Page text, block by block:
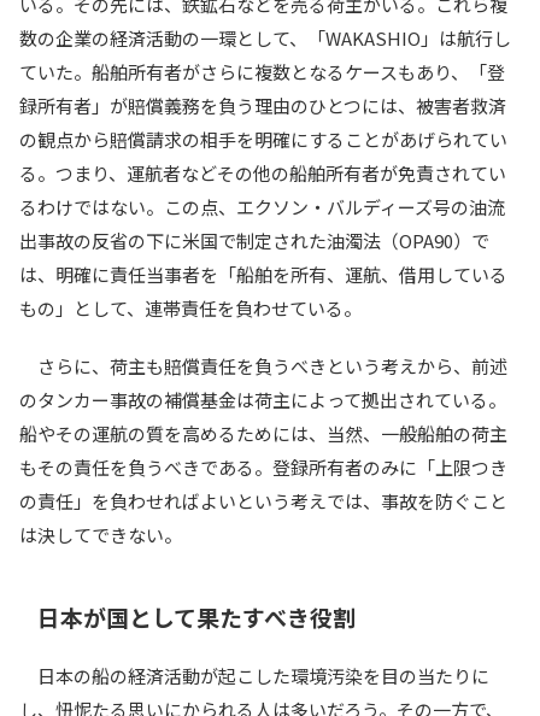
数の企業の経済活動の一環として、「WAKASHIO」は航行し
ていた。船舶所有者がさらに複数となるケースもあり、「登
録所有者」が賠償義務を負う理由のひとつには、被害者救済
の観点から賠償請求の相手を明確にすることがあげられてい
る。つまり、運航者などその他の船舶所有者が免責されてい
るわけではない。この点、エクソン・バルディーズ号の油流
出事故の反省の下に米国で制定された油濁法（OPA90）で
は、明確に責任当事者を「船舶を所有、運航、借用している
もの」として、連帯責任を負わせている。
さらに、荷主も賠償責任を負うべきという考えから、前述
のタンカー事故の補償基金は荷主によって拠出されている。
船やその運航の質を高めるためには、当然、一般船舶の荷主
もその責任を負うべきである。登録所有者のみに「上限つき
の責任」を負わせればよいという考えでは、事故を防ぐこと
は決してできない。
日本が国として果たすべき役割
日本の船の経済活動が起こした環境汚染を目の当たりに
し、忸怩たる思いにかられる人は多いだろう。その一方で、